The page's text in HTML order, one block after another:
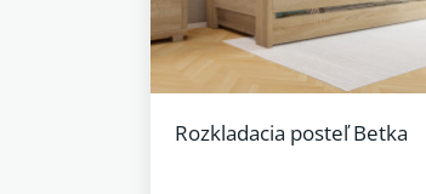
Rozkladacia posteľ Betka